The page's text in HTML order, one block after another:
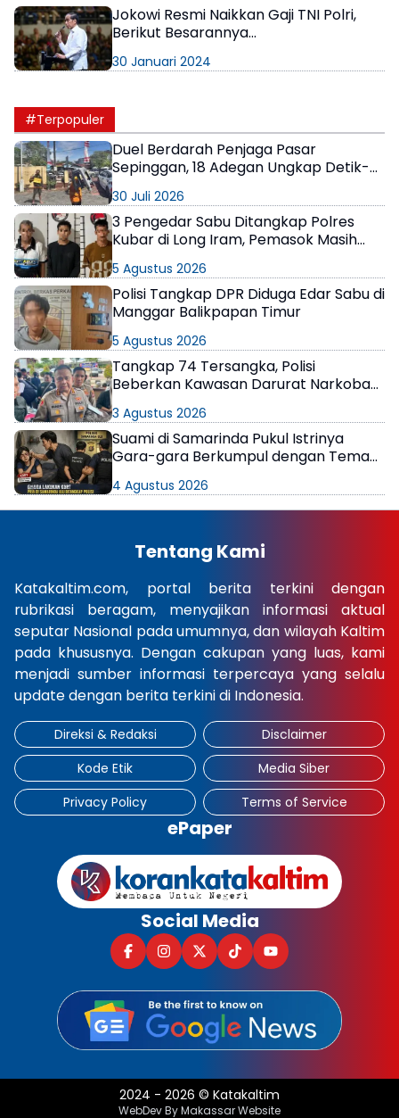
Jokowi Resmi Naikkan Gaji TNI Polri,
Berikut Besarannya...
30 Januari 2024
#Terpopuler
Duel Berdarah Penjaga Pasar
Sepinggan, 18 Adegan Ungkap Detik-
30 Juli 2026
3 Pengedar Sabu Ditangkap Polres
Kubar di Long Iram, Pemasok Masih
5 Agustus 2026
Polisi Tangkap DPR Diduga Edar Sabu di
Manggar Balikpapan Timur
5 Agustus 2026
Tangkap 74 Tersangka, Polisi
Beberkan Kawasan Darurat Narkoba
3 Agustus 2026
Suami di Samarinda Pukul Istrinya
Gara-gara Berkumpul dengan Teman
4 Agustus 2026
Tentang Kami
Katakaltim.com, portal berita terkini dengan
rubrikasi beragam, menyajikan informasi aktual
seputar Nasional pada umumnya, dan wilayah Kaltim
pada khususnya. Dengan cakupan yang luas, kami
menjadi sumber informasi terpercaya yang selalu
update dengan berita terkini di Indonesia.
Direksi & Redaksi
Disclaimer
Kode Etik
Media Siber
Privacy Policy
Terms of Service
ePaper
Social Media
2024 - 2026 © Katakaltim
WebDev By Makassar Website